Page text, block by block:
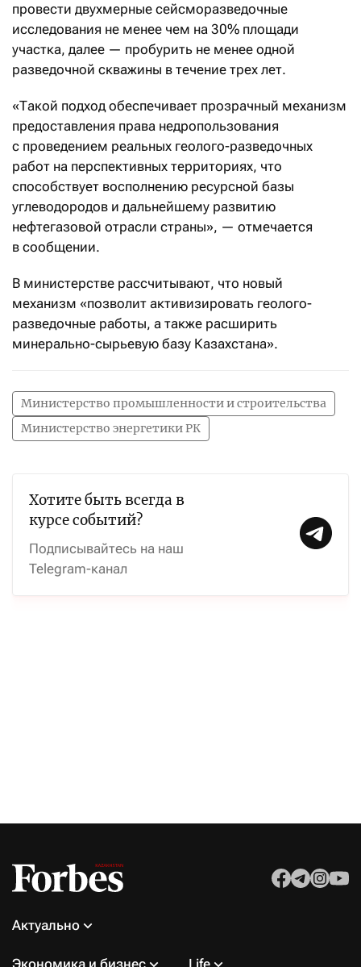
провести двухмерные сейсморазведочные
исследования не менее чем на 30% площади
участка, далее — пробурить не менее одной
разведочной скважины в течение трех лет.
«Такой подход обеспечивает прозрачный механизм
предоставления права недропользования
с проведением реальных геолого-разведочных
работ на перспективных территориях, что
способствует восполнению ресурсной базы
углеводородов и дальнейшему развитию
нефтегазовой отрасли страны», — отмечается
в сообщении.
В министерстве рассчитывают, что новый
механизм «позволит активизировать геолого-
разведочные работы, а также расширить
минерально-сырьевую базу Казахстана».
Министерство промышленности и строительства
Министерство энергетики РК
Хотите быть всегда в
курсе событий?
Подписывайтесь на наш
Telegram-канал
Актуально
Экономика и бизнес Life